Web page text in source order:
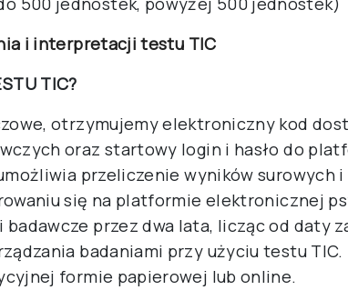
i interpretacji testu TIC
TIC?
otrzymujemy elektroniczny kod
oraz startowy login i hasło do
przeliczenie wyników surowych i
się na platformie elektronicznej
przez dwa lata, licząc od daty
badaniami przy użyciu testu
formie papierowej lub online.